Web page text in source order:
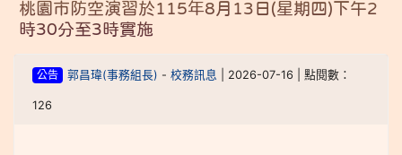
桃園市防空演習於115年8月13日(星期四)下午2
時30分至3時實施
公告 郭昌瑋(事務組長) - 校務訊息 | 2026-07-16 | 點閱數：
126